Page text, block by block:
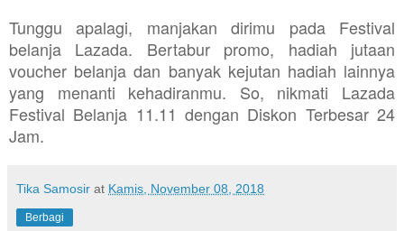
Tunggu apalagi, manjakan dirimu pada Festival
belanja Lazada. Bertabur promo, hadiah jutaan
voucher belanja dan banyak kejutan hadiah lainnya
yang menanti kehadiranmu. So, nikmati Lazada
Festival Belanja 11.11 dengan Diskon Terbesar 24
Jam.
Tika Samosir at Kamis, November 08, 2018
Berbagi